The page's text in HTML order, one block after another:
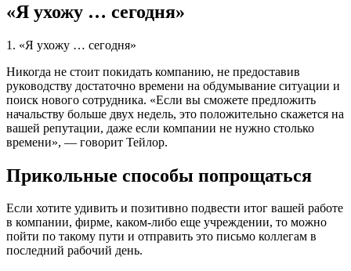
«Я ухожу … сегодня»
1. «Я ухожу … сегодня»
Никогда не стоит покидать компанию, не предоставив
руководству достаточно времени на обдумывание ситуации и
поиск нового сотрудника. «Если вы сможете предложить
начальству больше двух недель, это положительно скажется на
вашей репутации, даже если компании не нужно столько
времени», — говорит Тейлор.
Прикольные способы попрощаться
Если хотите удивить и позитивно подвести итог вашей работе
в компании, фирме, каком-либо еще учреждении, то можно
пойти по такому пути и отправить это письмо коллегам в
последний рабочий день.